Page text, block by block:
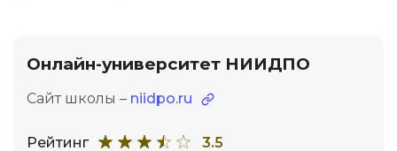
Онлайн-университет НИИДПО
Сайт школы – niidpo.ru
Рейтинг 3.5